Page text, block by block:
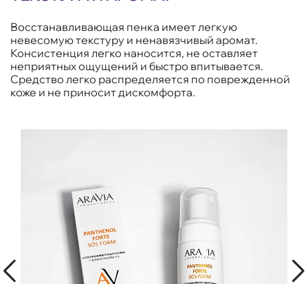
Восстанавливающая пенка имеет легкую
невесомую текстуру и ненавязчивый аромат.
Консистенция легко наносится, не оставляет
неприятных ощущений и быстро впитывается.
Средство легко распределяется по поврежденной
коже и не приносит дискомфорта.